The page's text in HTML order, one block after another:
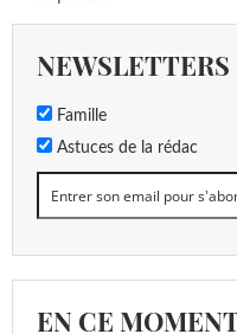
NEWSLETTERS
Famille
Astuces de la rédac
EN CE